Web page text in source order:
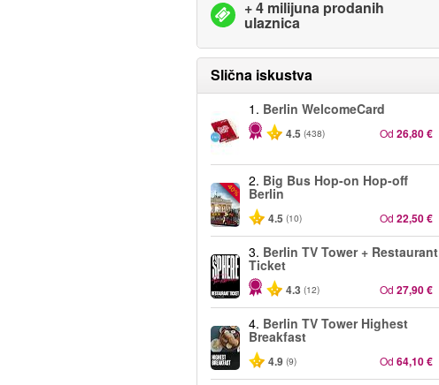
+ 4 milijuna prodanih
ulaznica
Slična iskustva
1. Berlin WelcomeCard
4.5 (438) Od 26,80 €
-40%
2. Big Bus Hop-on Hop-off
Berlin
4.5 (10) Od 22,50 €
3. Berlin TV Tower + Restaurant
Ticket
4.3 (12) Od 27,90 €
4. Berlin TV Tower Highest
Breakfast
4.9 (9) Od 64,10 €